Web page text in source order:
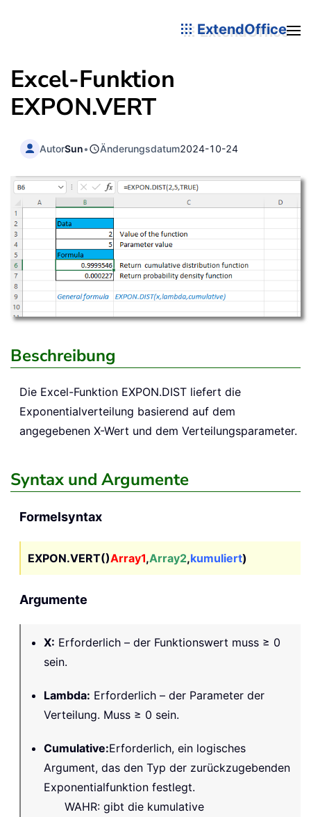
ExtendOffice
Excel-Funktion
EXPON.VERT
AutorSun• Änderungsdatum2024-10-24
Beschreibung
Die Excel-Funktion EXPON.DIST liefert die
Exponentialverteilung basierend auf dem
angegebenen X-Wert und dem Verteilungsparameter.
Syntax und Argumente
Formelsyntax
EXPON.VERT()Array1,Array2,kumuliert)
Argumente
X: Erforderlich – der Funktionswert muss ≥ 0
sein.
Lambda: Erforderlich – der Parameter der
Verteilung. Muss ≥ 0 sein.
Cumulative:Erforderlich, ein logisches
Argument, das den Typ der zurückzugebenden
Exponentialfunktion festlegt.
WAHR: gibt die kumulative